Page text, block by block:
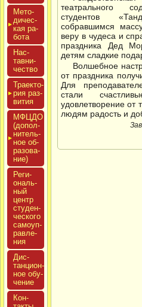
Мето­
дичес­
кая ра­
бота
Нас­
тавни­
чес­тво
Тра­ек­то­
рия раз­
ви­тия
МФЦДО
(до­пол­
ни­тель­
ное об­
ра­зова­
ние)
Реги­
ональ­
ный
центр
сту­ден­
ческо­го
са­мо­уп­
равле­
ния
Дис­
танци­он­
ное обу­
чение
Кон­
театрального
студентов
собравшимся
веру в чудеса и
праздника Дед
детям сладкие
Волшебное
от праздника
Для
стали
удовлетворение от
людям радость и